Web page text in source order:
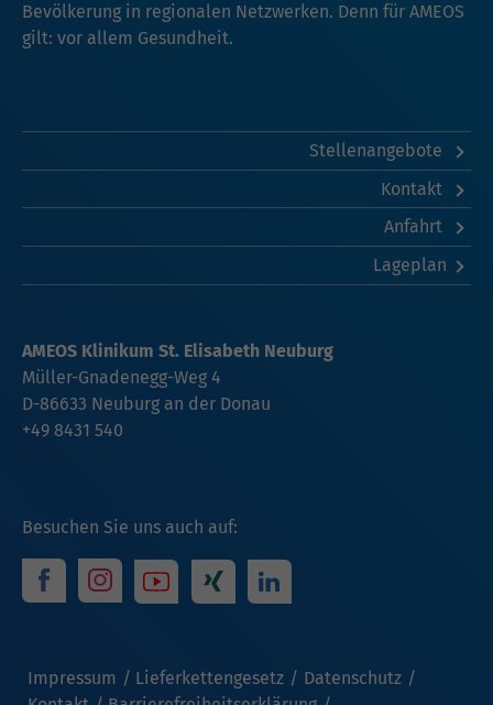
Bevölkerung in regionalen Netzwerken. Denn für AMEOS
gilt: vor allem Gesundheit.
Stellenangebote
Kontakt
Anfahrt
Lageplan
Besuchen Sie uns auch auf:
Impressum Lieferkettengesetz
Datenschutz
AMEOS Klinikum St. Elisabeth Neuburg
Müller-Gnadenegg-Weg 4
D-86633 Neuburg an der Donau
+49 8431 540